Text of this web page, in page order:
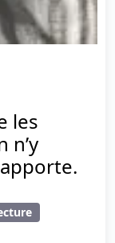
les
n’y